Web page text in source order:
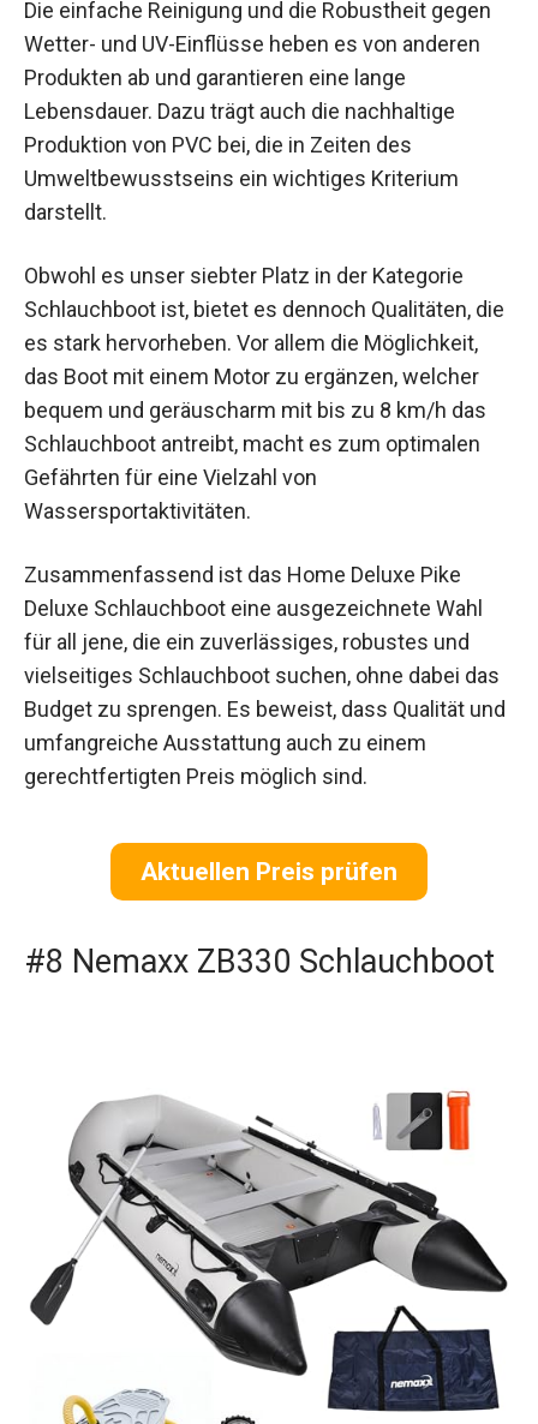
Die einfache Reinigung und die Robustheit gegen
Wetter- und UV-Einflüsse heben es von anderen
Produkten ab und garantieren eine lange
Lebensdauer. Dazu trägt auch die nachhaltige
Produktion von PVC bei, die in Zeiten des
Umweltbewusstseins ein wichtiges Kriterium
darstellt.
Obwohl es unser siebter Platz in der Kategorie
Schlauchboot ist, bietet es dennoch Qualitäten, die
es stark hervorheben. Vor allem die Möglichkeit,
das Boot mit einem Motor zu ergänzen, welcher
bequem und geräuscharm mit bis zu 8 km/h das
Schlauchboot antreibt, macht es zum optimalen
Gefährten für eine Vielzahl von
Wassersportaktivitäten.
Zusammenfassend ist das Home Deluxe Pike
Deluxe Schlauchboot eine ausgezeichnete Wahl
für all jene, die ein zuverlässiges, robustes und
vielseitiges Schlauchboot suchen, ohne dabei das
Budget zu sprengen. Es beweist, dass Qualität und
umfangreiche Ausstattung auch zu einem
gerechtfertigten Preis möglich sind.
Aktuellen Preis prüfen
#8 Nemaxx ZB330 Schlauchboot